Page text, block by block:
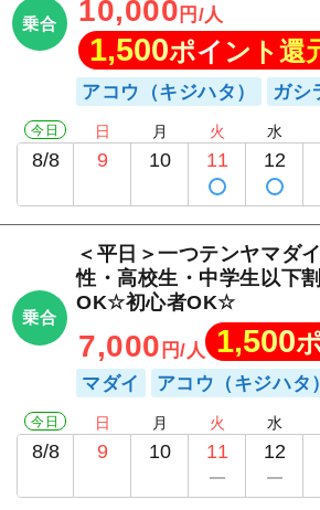
乗合 10,000 円/人
1,500ポイント還
アコウ（キジハタ） ガシ
今日
8/8
日
9
月
10
火
11
水
12
乗合
＜平日＞一つテンヤマダ
性・高校生・中学生以下
OK☆初心者OK☆
7,000 円/人 1,500
マダイ アコウ（キジハタ）
今日
8/8
日
9
月
10
火
11
水
12